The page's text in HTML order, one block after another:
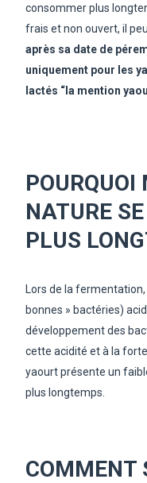
consommer plus
frais et non ouvert, il
après sa date de
uniquement pour les
lactés “la mention
POURQUOI
NATURE
PLUS
Lors de la
bonnes » bactéries)
développement des
cette acidité et à la
yaourt présente un
plus longtemps.
COMMENT